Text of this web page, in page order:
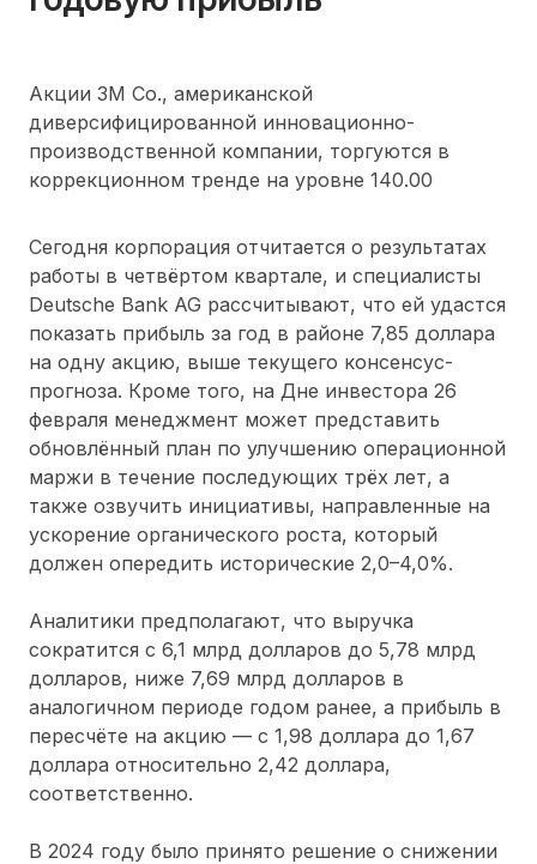
Акции 3M Co., американской
диверсифицированной инновационно-
производственной компании, торгуются в
коррекционном тренде на уровне 140.00
Сегодня корпорация отчитается о результатах
работы в четвёртом квартале, и специалисты
Deutsche Bank AG рассчитывают, что ей удастся
показать прибыль за год в районе 7,85 доллара
на одну акцию, выше текущего консенсус-
прогноза. Кроме того, на Дне инвестора 26
февраля менеджмент может представить
обновлённый план по улучшению операционной
маржи в течение последующих трёх лет, а
также озвучить инициативы, направленные на
ускорение органического роста, который
должен опередить исторические 2,0–4,0%.
Аналитики предполагают, что выручка
сократится с 6,1 млрд долларов до 5,78 млрд
долларов, ниже 7,69 млрд долларов в
аналогичном периоде годом ранее, а прибыль в
пересчёте на акцию — с 1,98 доллара до 1,67
доллара относительно 2,42 доллара,
соответственно.
В 2024 году было принято решение о снижении